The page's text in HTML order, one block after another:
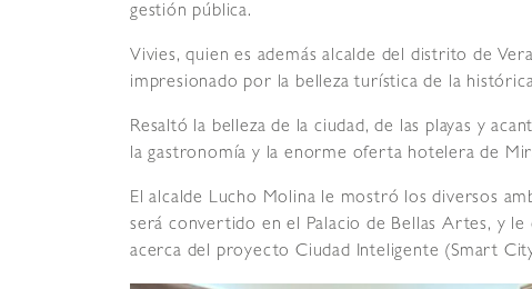
gestión pública.
Vivies, quien es además alcalde del distrito de
impresionado por la belleza turística de la
Resaltó la belleza de la ciudad, de las playas y
la gastronomía y la enorme oferta hotelera de
El alcalde Lucho Molina le mostró los diversos
será convertido en el Palacio de Bellas Artes, y
acerca del proyecto Ciudad Inteligente (Smart